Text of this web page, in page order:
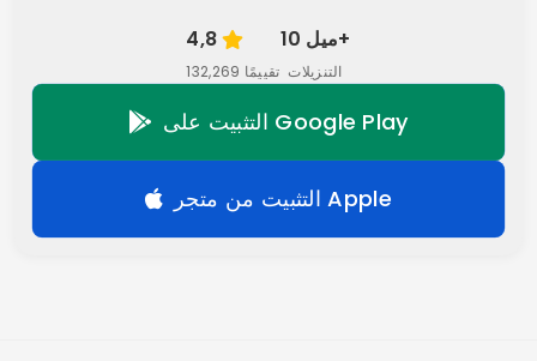
4,8
132,269 تقييمًا
10 ميل+
التنزيلات
التثبيت على Google Play
التثبيت من متجر Apple